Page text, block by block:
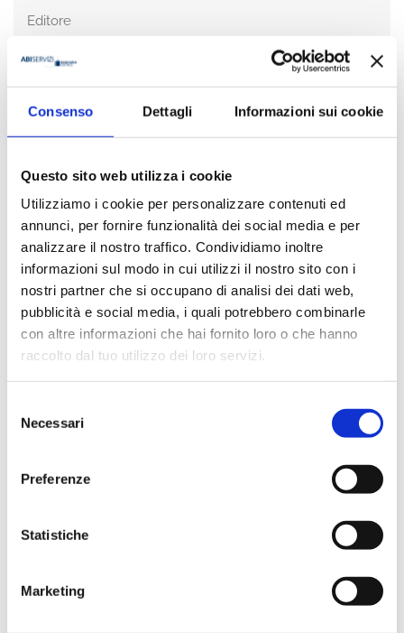
Consenso Dettagli Informazioni sui cookie
Questo sito web utilizza i cookie
Utilizziamo i cookie per personalizzare contenuti ed
annunci, per fornire funzionalità dei social media e per
analizzare il nostro traffico. Condividiamo inoltre
informazioni sul modo in cui utilizzi il nostro sito con i
nostri partner che si occupano di analisi dei dati web,
pubblicità e social media, i quali potrebbero combinarle
con altre informazioni che hai fornito loro o che hanno
raccolto dal tuo utilizzo dei loro servizi.
delNecessari
Preferenze
Statistiche
Marketing
Editore
2021
Disponibilità
Prezzo
€ 15,00
IVA assolta dall'editore
Acquista
Condividi
Indice
Ti potrebbe interessare anche